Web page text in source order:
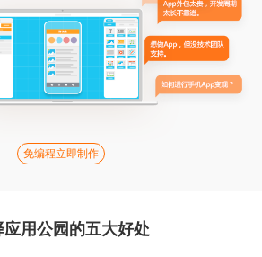
免编程立即制作
应用公园的五大好处